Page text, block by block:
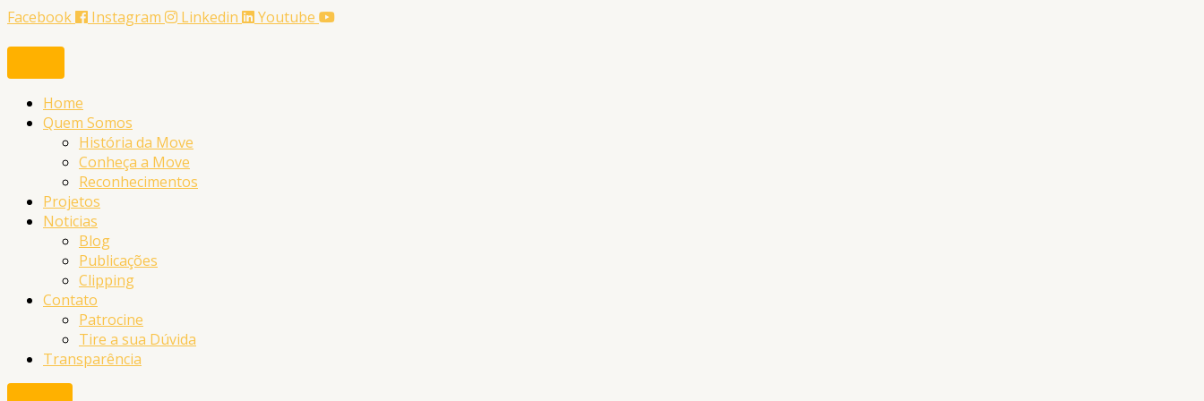
Ir
para
o
Facebook Instagram Linkedin Youtube
Home
Quem Somos
História da Move
Conheça a Move
Reconhecimentos
Projetos
Noticias
Blog
Publicações
Clipping
Contato
Patrocine
Tire a sua Dúvida
Transparência